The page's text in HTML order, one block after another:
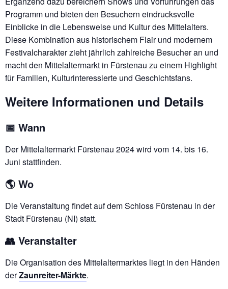
Programm und bieten den Besuchern eindrucksvolle
Einblicke in die Lebensweise und Kultur des Mittelalters.
Diese Kombination aus historischem Flair und modernem
Festivalcharakter zieht jährlich zahlreiche Besucher an und
macht den Mittelaltermarkt in Fürstenau zu einem Highlight
für Familien, Kulturinteressierte und Geschichtsfans.
Weitere Informationen und Details
📅 Wann
Der Mittelaltermarkt Fürstenau 2024 wird vom 14. bis 16.
Juni stattfinden.
🌎 Wo
Die Veranstaltung findet auf dem Schloss Fürstenau in der
Stadt Fürstenau (NI) statt.
👥 Veranstalter
Die Organisation des Mittelaltermarktes liegt in den Händen
derZaunreiter-Märkte.